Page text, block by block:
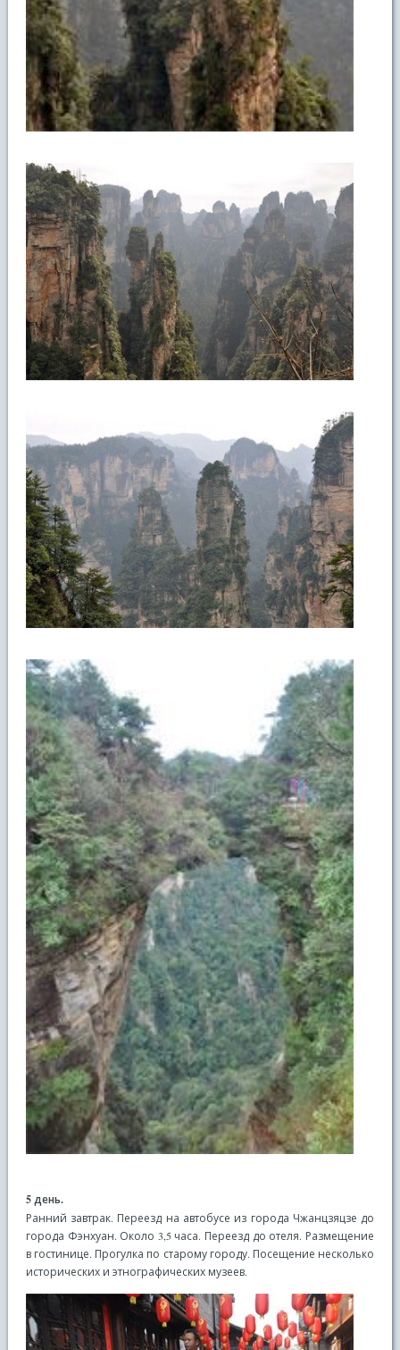
5 день.
Ранний завтрак. Переезд на автобусе из города Чжанцзяцзе до
города Фэнхуан. Около 3,5 часа. Переезд до отеля. Размещение
в гостинице. Прогулка по старому городу. Посещение несколько
исторических и этнографических музеев.